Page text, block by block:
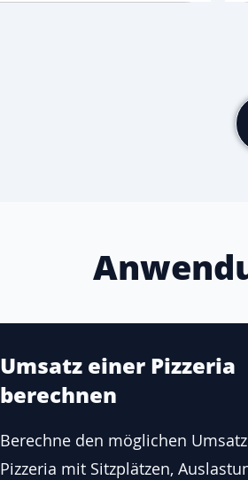
Umsatz einer Pizzeria
berechnen
Berechne den möglichen
Pizzeria mit Sitzplätzen,